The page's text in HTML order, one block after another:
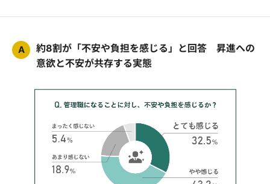
A
約8割が「不安や負担を感じる」と回答 昇進への
意欲と不安が共存する実態